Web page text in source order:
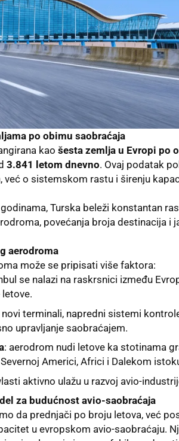
po obimu saobraćaja
kao šesta zemlja u Evropi po
3.841 letom dnevno. Ovaj podatak
već o sistemskom rastu i širenju
Turska beleži konstantan
povećanja broja destinacija i
aerodroma
može se pripisati više faktora:
se nalazi na raskrsnici između
novi terminali, napredni sistemi
upravljanje saobraćajem.
: aerodrom nudi letove ka stotinama
Americi, Africi i Dalekom
aktivno ulažu u razvoj avio-
za budućnost avio-saobraćaja
da prednjači po broju letova, već
u evropskom avio-saobraćaju.